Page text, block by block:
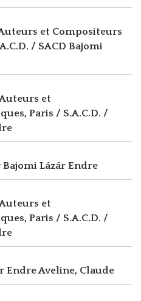
Auteurs et Compositeurs
/ SACD Bajomi
Auteurs et
Paris / S.A.C.D. /
Bajomi Lázár Endre
Auteurs et
Paris / S.A.C.D. /
EndreAveline, Claude